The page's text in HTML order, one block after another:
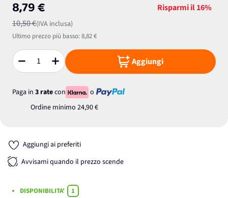
8,79 €
10,50 €(IVA inclusa)
Risparmi il16%
Ultimo prezzo più basso:8,82 €
Quantità Aggiungi
Paga in 3 ratecon
o
Ordine minimo 24,90 €
Aggiungi ai preferiti
Avvisami quando il prezzo scende
DISPONIBILITA'
1